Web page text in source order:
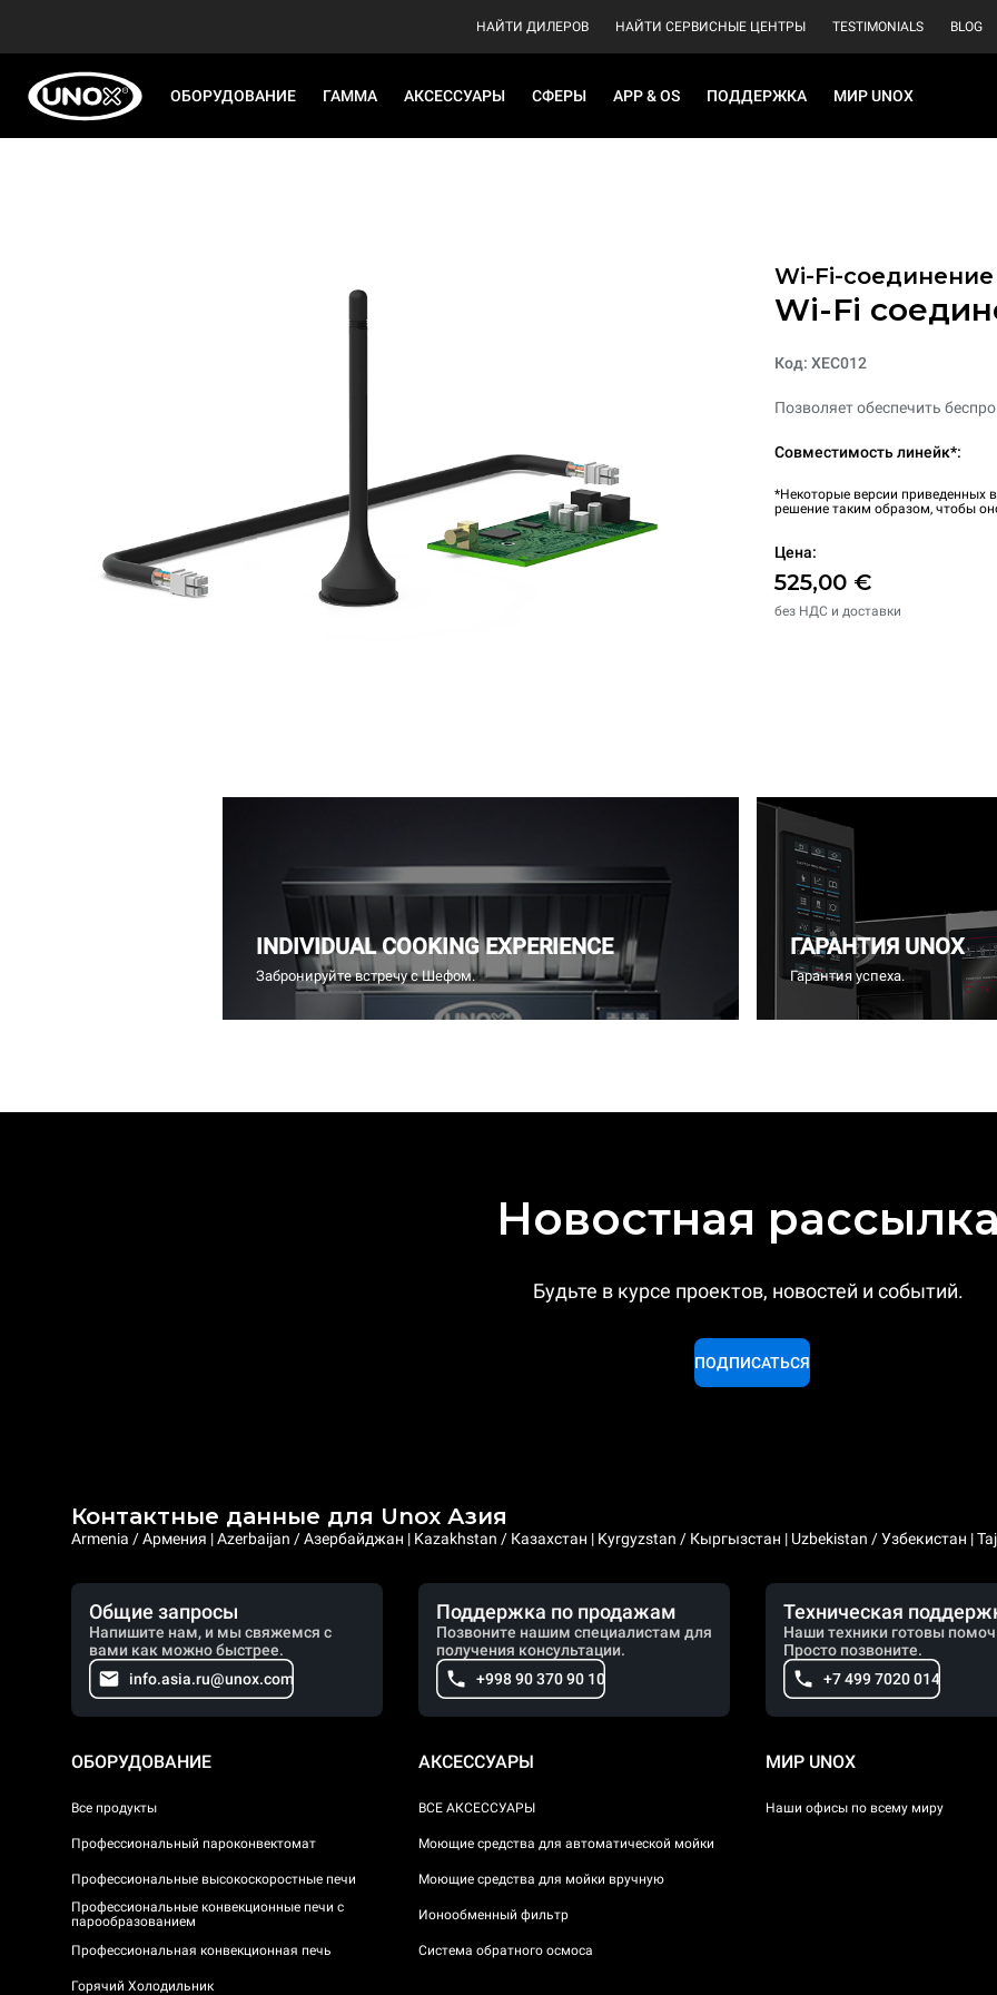
НАЙТИ ДИЛЕРОВ НАЙТИ СЕРВИСНЫЕ ЦЕНТРЫ TESTIMONIALS BLOG
ОБОРУДОВАНИЕ ГАММА АКСЕССУАРЫ СФЕРЫ APP & OS ПОДДЕРЖКА МИР UNOX
Wi-Fi-соединение
Wi-Fi
Код: XEC012
Позволяет обеспечить
Совместимость линейк*:
*Некоторые версии приведенных
решение таким образом, чтобы
Цена:
525,00 €
без НДС и доставки
INDIVIDUAL COOKING EXPERIENCE
Забронируйте встречу с Шефом.
ГАРАНТИЯ UNOX
Гарантия успеха.
Новостная
Будьте в курсе проектов, новостей и событий.
ПОДПИСАТЬСЯ
Контактные данные для Unox Азия
Armenia / Армения | Azerbaijan / Азербайджан | Kazakhstan / Казахстан | Kyrgyzstan / Кыргызстан | Uzbekistan / Узбекистан |
Общие запросы
Напишите нам, и мы свяжемся с
вами как можно быстрее.
info.asia.ru@unox.com
Поддержка по продажам
Позвоните нашим специалистам для
получения консультации.
+998 90 370 90 10
Техническая
Наши техники готовы
Просто позвоните.
+7 499 7020 014
ОБОРУДОВАНИЕ
Все продукты
Профессиональный пароконвектомат
Профессиональные высокоскоростные печи
Профессиональные конвекционные печи с
парообразованием
Профессиональная конвекционная печь
Горячий Холодильник
АКСЕССУАРЫ
ВСЕ АКСЕССУАРЫ
Моющие средства для автоматической мойки
Моющие средства для мойки вручную
Ионообменный фильтр
Система обратного осмоса
МИР UNOX
Наши офисы по всему миру